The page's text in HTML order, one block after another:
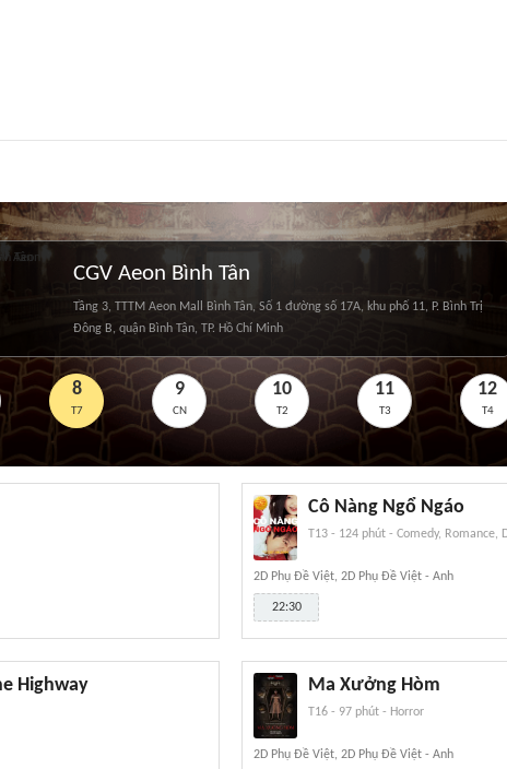
CGV Aeon Bình Tân
Tầng 3, TTTM Aeon Mall Bình Tân, Số 1 đường số 17A, khu phố 11, P. Bình Trị
Đông B, quận Bình Tân, TP. Hồ Chí Minh
8
T7
9
CN
10
T2
11
T3
12
T4
Cô Nàng Ngổ Ngáo
T13 - 124 phút - Comedy, Romance,
2D Phụ Đề Việt, 2D Phụ Đề Việt - Anh
22:30
Highway Ma Xưởng Hòm
T16 - 97 phút - Horror
2D Phụ Đề Việt, 2D Phụ Đề Việt - Anh